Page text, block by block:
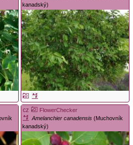
kanadský)
cz
FlowerChecker
Amelanchier canadensis (Muchovník
kanadský)